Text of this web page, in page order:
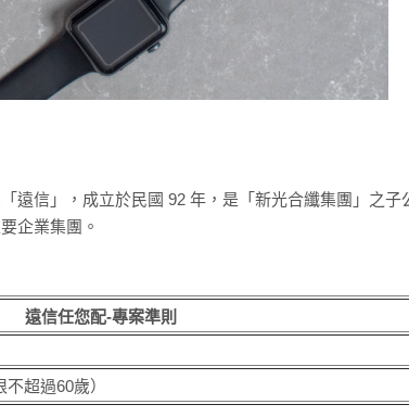
遠信」，成立於民國 92 年，是「新光合纖集團」之子
企業集團。
遠信任您配-專案準則
不超過60歲）